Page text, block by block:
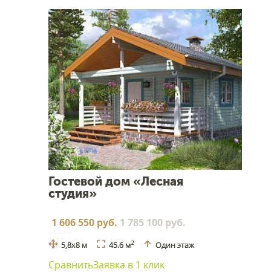
Гостевой дом «Лесная
студия»
1 606 550 руб. 1 785 100 руб.
5,8x8 м 45.6 м2 Один этаж
СравнитьЗаявка в 1 клик